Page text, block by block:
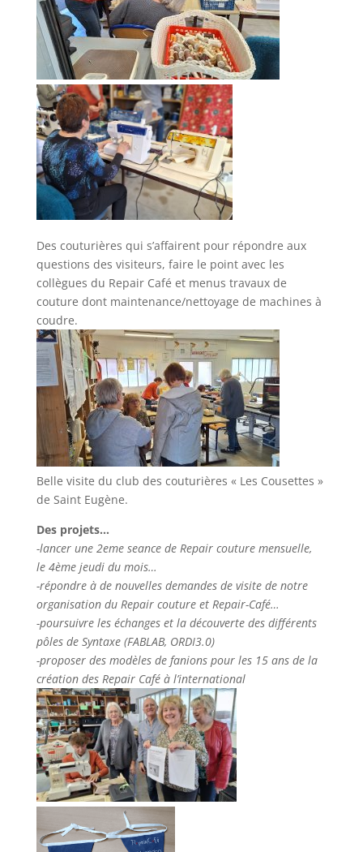
Des couturières qui s’affairent pour répondre aux
questions des visiteurs, faire le point avec les
collègues du Repair Café et menus travaux de
couture dont maintenance/nettoyage de machines à
coudre.
Belle visite du club des couturières « Les Cousettes »
de Saint Eugène.
Des projets…
-lancer une 2eme seance de Repair couture mensuelle,
le 4ème jeudi du mois…
-répondre à de nouvelles demandes de visite de notre
organisation du Repair couture et Repair-Café…
-poursuivre les échanges et la découverte des différents
pôles de Syntaxe (FABLAB, ORDI3.0)
-proposer des modèles de fanions pour les 15 ans de la
création des Repair Café à l’international